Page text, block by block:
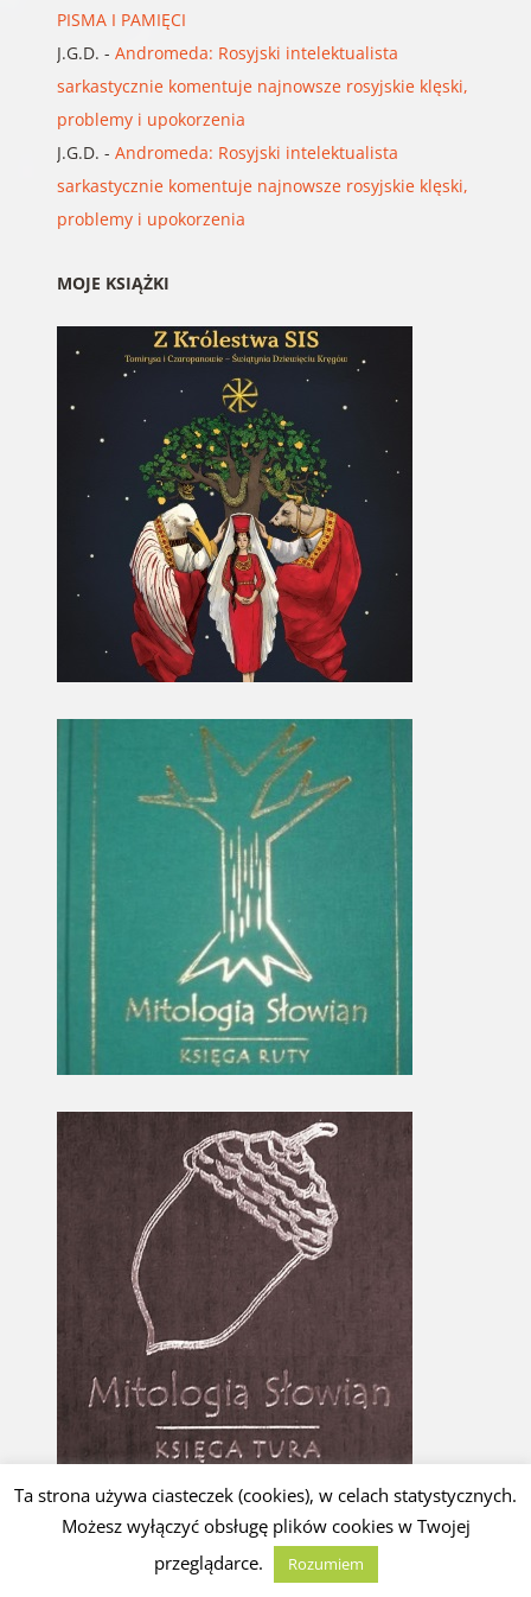
PISMA I PAMIĘCI
J.G.D. - Andromeda: Rosyjski intelektualista
sarkastycznie komentuje najnowsze rosyjskie klęski,
problemy i upokorzenia
J.G.D. - Andromeda: Rosyjski intelektualista
sarkastycznie komentuje najnowsze rosyjskie klęski,
problemy i upokorzenia
MOJE KSIĄŻKI
Ta strona używa ciasteczek (cookies), w celach statystycznych.
Możesz wyłączyć obsługę plików cookies w Twojej
przeglądarce.
Rozumiem